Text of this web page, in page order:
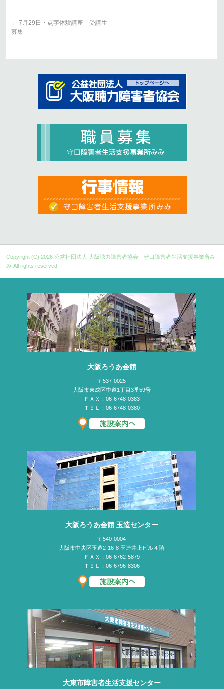
← 7月29日・点字体験講座 受講生
募集
Copyright (C) 2026公益社団法人 大阪聴力障害者協会 守口障害者生活支援事業所み
み All rights reserved.
大阪ろうあ会館
〒537-0025
大阪市東成区中道1丁目3番59号
ＦＡＸ：06-6748-0383
ＴＥＬ：06-6748-0380
大阪ろうあ会館 玉造センター
〒540-0004
大阪市中央区玉造2-16-8 玉造井上ビル４階
ＦＡＸ：06-6762-5879
ＴＥＬ：06-6796-8306
大東市障害者生活支援センター